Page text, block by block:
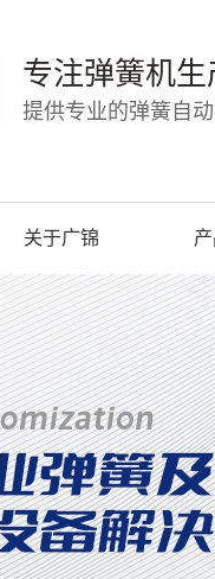
专注弹簧机生
提供专业的弹簧自
关于广锦